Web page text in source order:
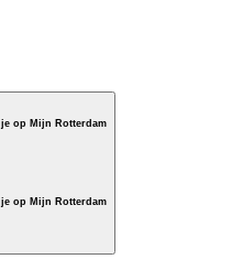
op Mijn Rotterdam
op Mijn Rotterdam